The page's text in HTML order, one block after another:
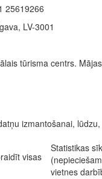
25619266
LV-3001
tūrisma centrs.
izmantošanai,
visas
Statistikas
vietnes